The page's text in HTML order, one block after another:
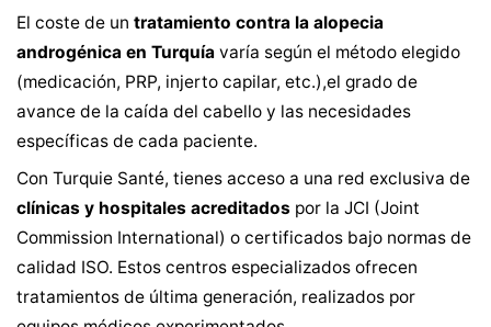
El coste de un tratamiento contra la alopecia
androgénica en Turquía varía según el método elegido
(medicación, PRP, injerto capilar, etc.),el grado de
avance de la caída del cabello y las necesidades
específicas de cada paciente.
Con Turquie Santé, tienes acceso a una red exclusiva de
clínicas y hospitales acreditados por la JCI (Joint
Commission International) o certificados bajo normas de
calidad ISO. Estos centros especializados ofrecen
tratamientos de última generación, realizados por